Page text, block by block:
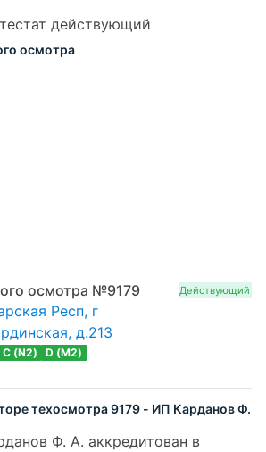
действующий
осмотра
осмотра №9179
Респ, г
д.213
C (N2) D (M2)
Действующий
техосмотра 9179 - ИП Карданов Ф.
Ф. А. аккредитован в